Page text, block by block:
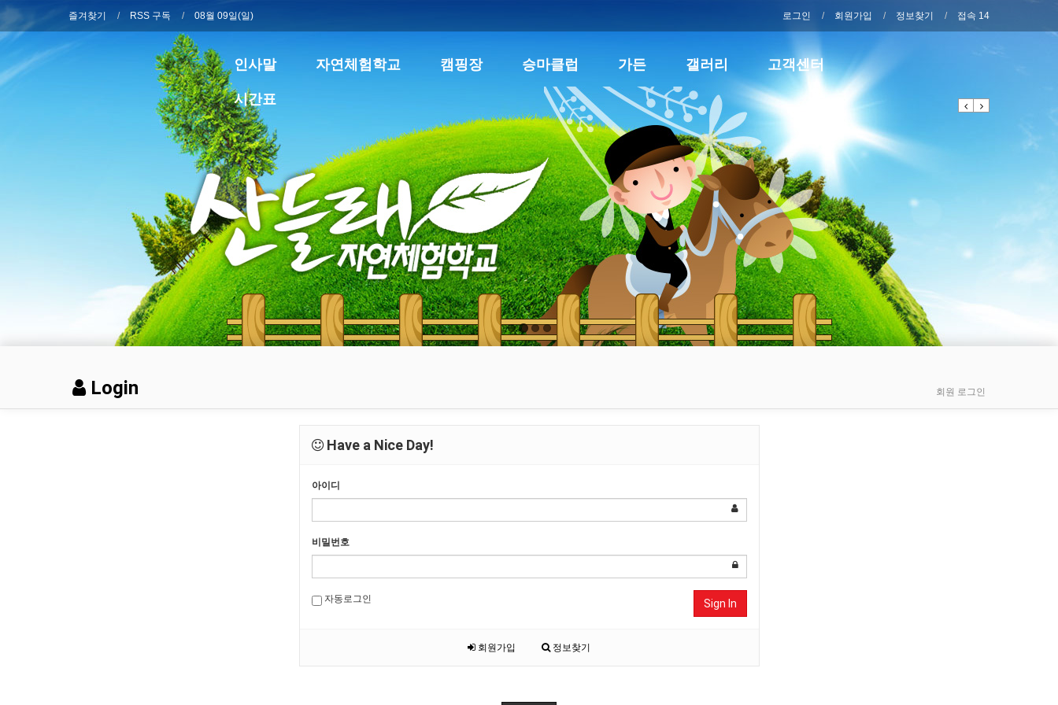
즐겨찾기 RSS 구독 08월 09일(일) 로그인 회원가입 정보찾기 접속 14
인사말 자연체험학교 캠핑장 승마클럽 가든 갤러리 고객센터
시간표 Previous
Next
Login 회원 로그인
Have a Nice Day!
아이디
비밀번호
자동로그인 Sign In
회원가입 정보찾기